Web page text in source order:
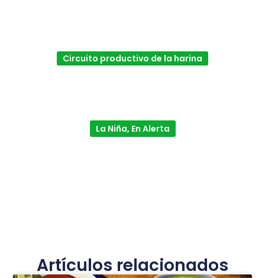
Circuito productivo de la harina
La Niña, En Alerta
Artículos relacionados